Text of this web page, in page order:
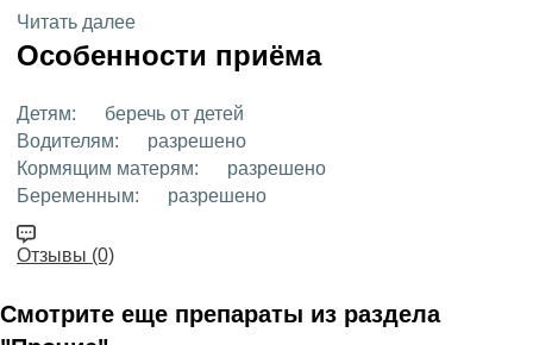
Читать далее
Особенности приёма
Детям:
беречь от детей
Водителям:
разрешено
Кормящим матерям:
разрешено
Беременным:
разрешено
Отзывы (0)
Смотрите еще препараты из раздела